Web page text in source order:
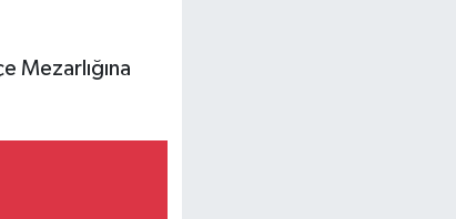
Mezarlığına